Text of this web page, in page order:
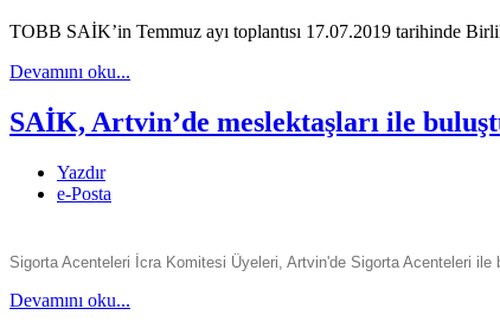
TOBB SAİK’in Temmuz ayı toplantısı 17.07.2019 tarihinde
Devamını oku...
SAİK, Artvin’de meslektaşları ile
Yazdır
e-Posta
Sigorta Acenteleri İcra Komitesi Üyeleri, Artvin'de Sigorta Acenteleri ile
Devamını oku...